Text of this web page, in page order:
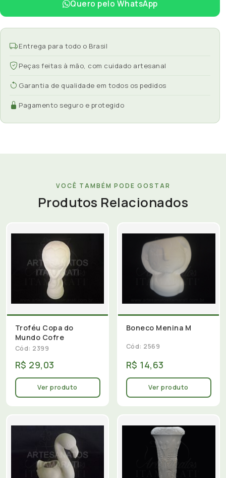
Quero pelo WhatsApp
Entrega para todo o Brasil
Peças feitas à mão, com cuidado artesanal
Garantia de qualidade em todos os pedidos
Pagamento seguro e protegido
VOCÊ TAMBÉM PODE GOSTAR
Produtos Relacionados
Troféu Copa do
Mundo Cofre
Cód: 2399
R$ 29,03
Ver produto
Boneco Menina M
Cód: 2569
R$ 14,63
Ver produto